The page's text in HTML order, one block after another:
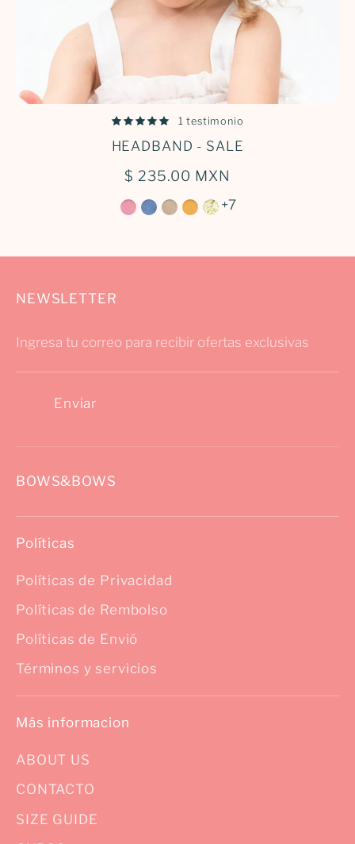
1 testimonio
HEADBAND - SALE
$ 235.00 MXN
+7
NEWSLETTER
Ingresa tu correo para recibir ofertas exclusivas
Enviar
BOWS&BOWS
Políticas
Políticas de Privacidad
Políticas de Rembolso
Políticas de Envió
Términos y servicios
Más informacion
ABOUT US
CONTACTO
SIZE GUIDE